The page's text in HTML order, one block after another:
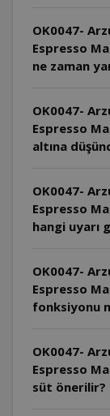
OK0047-
Espresso
ne zaman
OK0047-
Espresso
altına
OK0047-
Espresso
hangi uyarı
OK0047-
Espresso
fonksiyonu
OK0047-
Espresso
süt önerilir?